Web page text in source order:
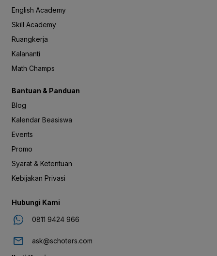
English Academy
Skill Academy
Ruangkerja
Kalananti
Math Champs
Bantuan & Panduan
Blog
Kalendar Beasiswa
Events
Promo
Syarat & Ketentuan
Kebijakan Privasi
Hubungi Kami
0811 9424 966
ask@schoters.com